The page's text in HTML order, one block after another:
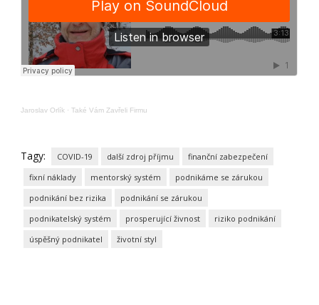
Jaroslav Orlík ·Také Vám Zavřeli Firmu
Tagy: COVID-19 další zdroj příjmu
finanční zabezpečení
fixní náklady
mentorský systém
podnikáme se zárukou
podnikání bez rizika
podnikání se zárukou
podnikatelský systém
prosperující živnost
riziko podnikání
úspěšný podnikatel
životní styl